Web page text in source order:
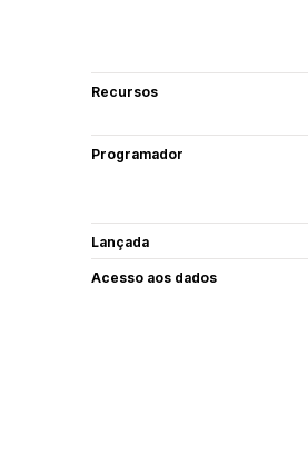
Recursos
Programador
Lançada
Acesso aos dados